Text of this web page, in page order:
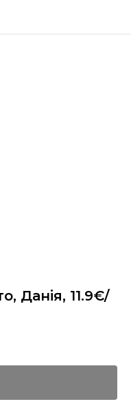
Данія, 11.9€/